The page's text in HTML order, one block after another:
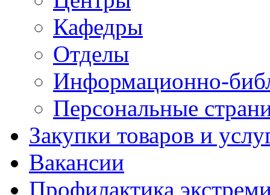
Кафедры
Отделы
Информационно-
Персональные
Закупки товаров и
Вакансии
Профилактика